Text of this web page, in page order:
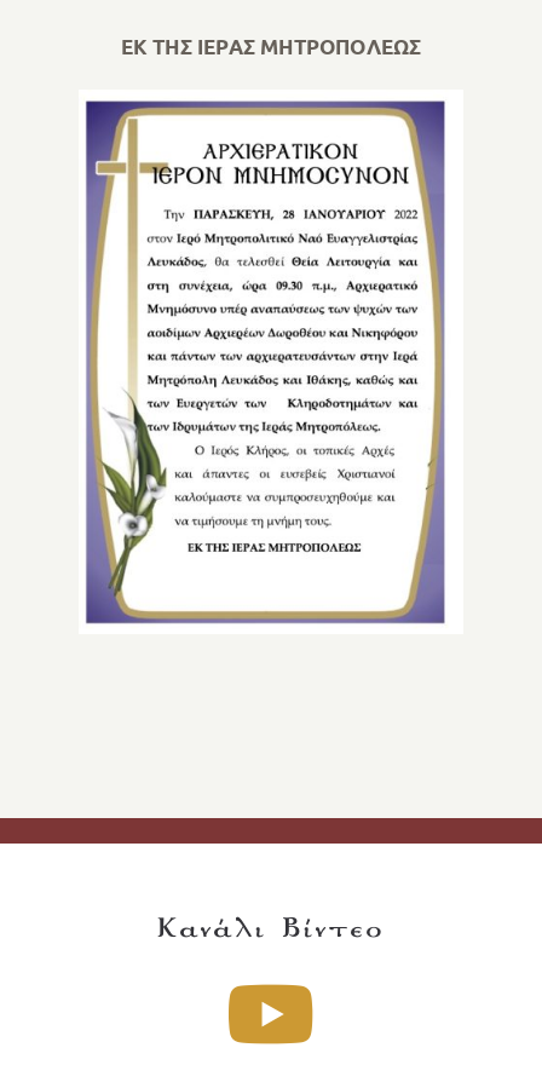
ΕΚ ΤΗΣ ΙΕΡΑΣ ΜΗΤΡΟΠΟΛΕΩΣ
Κανάλι Βίντεο